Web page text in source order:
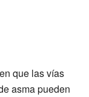
que las vías
asma pueden